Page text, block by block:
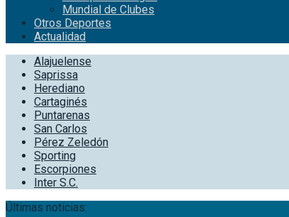
Mundial de Clubes
Otros Deportes
Actualidad
Alajuelense
Saprissa
Herediano
Cartaginés
Puntarenas
San Carlos
Pérez Zeledón
Sporting
Escorpiones
Inter S.C.
Últimas noticias: